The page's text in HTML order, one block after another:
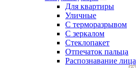
Для квартиры
Уличные
С терморазрывом
С зеркалом
Стеклопакет
Отпечаток пальца
Распознавание лица